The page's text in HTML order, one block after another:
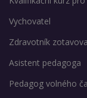
Vychovatel
Zdravotník
Asistent pedagoga
Pedagog volného